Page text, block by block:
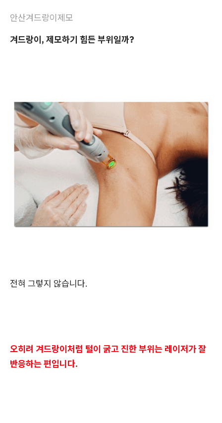
안산겨드랑이제모
겨드랑이, 제모하기 힘든 부위일까?
전혀 그렇지 않습니다.
오히려 겨드랑이처럼 털이 굵고 진한 부위는 레이저가 잘
반응하는 편입니다.